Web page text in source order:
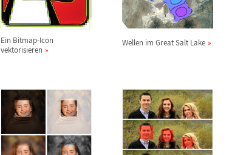
Ein Bitmap-Icon
vektorisieren
Wellen im Great Salt Lake